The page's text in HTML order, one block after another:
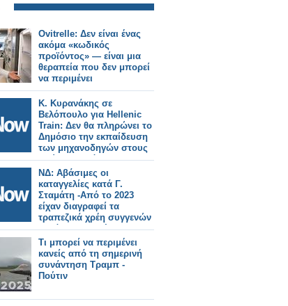
Ovitrelle: Δεν είναι ένας
ακόμα «κωδικός
προϊόντος» — είναι μια
θεραπεία που δεν μπορεί
να περιμένει
Κ. Κυρανάκης σε
Βελόπουλο για Hellenic
Train: Δεν θα πληρώνει το
Δημόσιο την εκπαίδευση
των μηχανοδηγών στους
ιδιώτες παρόχους
ΝΔ: Αβάσιμες οι
καταγγελίες κατά Γ.
Σταμάτη -Από το 2023
είχαν διαγραφεί τα
τραπεζικά χρέη συγγενών
θυμάτων στα Τέμπη
Τι μπορεί να περιμένει
κανείς από τη σημερινή
συνάντηση Τραμπ -
Πούτιν